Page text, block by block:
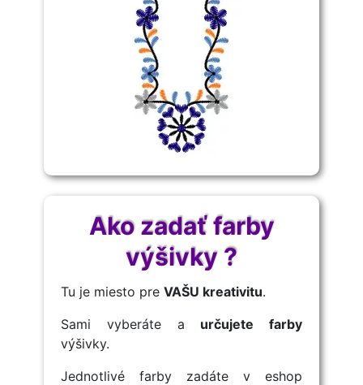
Ako zadať farby
výšivky ?
Tu je miesto pre VAŠU kreativitu.
Sami vyberáte a určujete farby
výšivky.
Jednotlivé farby zadáte v eshop